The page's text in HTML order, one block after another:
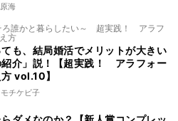
海
ろ誰かと暮らしたい～ 超実践！ アラフ
方
も、結局婚活でメリットが大きい
紹介」説！【超実践！ アラフォー
vol.10】
チケビ子